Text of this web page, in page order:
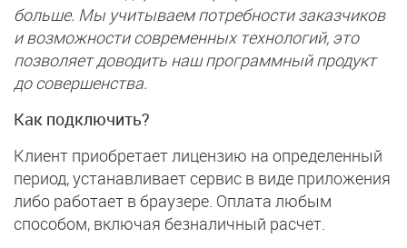
больше. Мы учитываем потребности заказчиков
и возможности современных технологий, это
позволяет доводить наш программный продукт
до совершенства.
Как подключить?
Клиент приобретает лицензию на определенный
период, устанавливает сервис в виде приложения
либо работает в браузере. Оплата любым
способом, включая безналичный расчет.